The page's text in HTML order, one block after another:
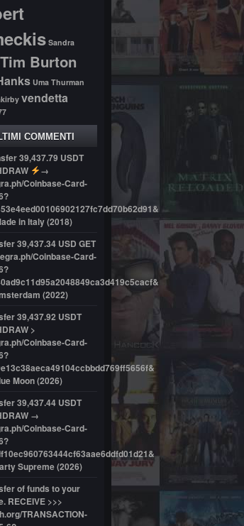
Sandra
Tim Burton
Uma Thurman
vendetta
COMMENTI
39,437.79 USDT
→
Coinbase-Card-
in Italy (2018)
39,437.34 USD GET
Coinbase-Card-
(2022)
39,437.92 USDT
>
Coinbase-Card-
Moon (2026)
39,437.44 USDT
→
Coinbase-Card-
Supreme (2026)
of funds to your
RECEIVE >>>
TRANSACTION-